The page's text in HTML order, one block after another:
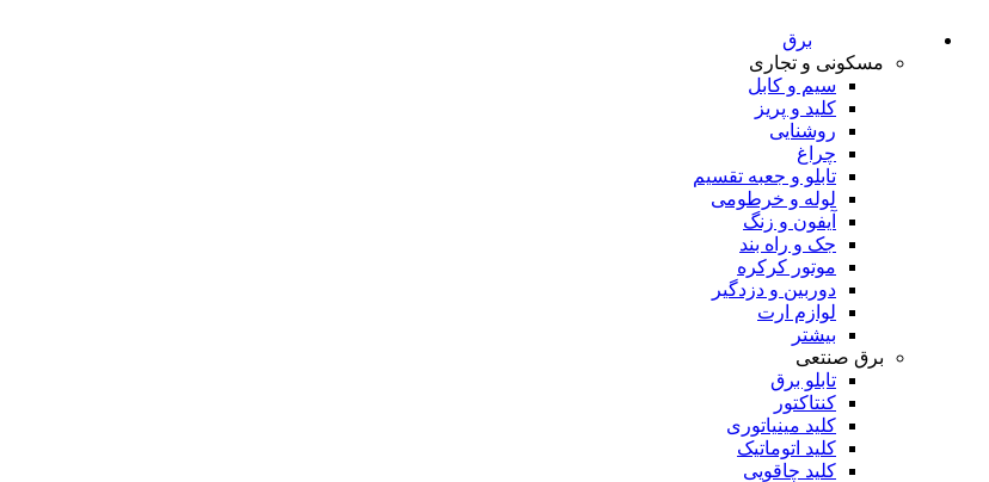
برق
مسکونی و تجاری
سیم و کابل
کلید و پریز
روشنایی
چراغ
تابلو و جعبه تقسیم
لوله و خرطومی
آیفون و زنگ
جک و راه بند
موتور کرکره
دوربین و دزدگیر
لوازم ارت
بیشتر
برق صنتعی
تابلو برق
کنتاکتور
کلید مینیاتوری
کلید اتوماتیک
کلید چاقویی